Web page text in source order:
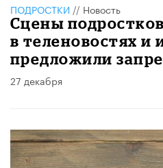
ПОДРОСТКИ // Новость
Сцены
в теленовостях и
предложили
27 декабря